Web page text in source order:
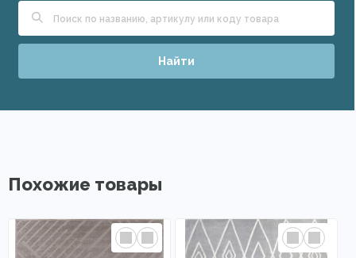
Найти
Похожие товары